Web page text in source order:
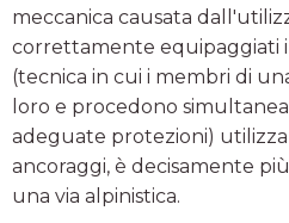
meccanica causata
correttamente equipaggiati
(tecnica in cui i membri di
loro e procedono
adeguate protezioni)
ancoraggi, è decisamente
una via alpinistica.